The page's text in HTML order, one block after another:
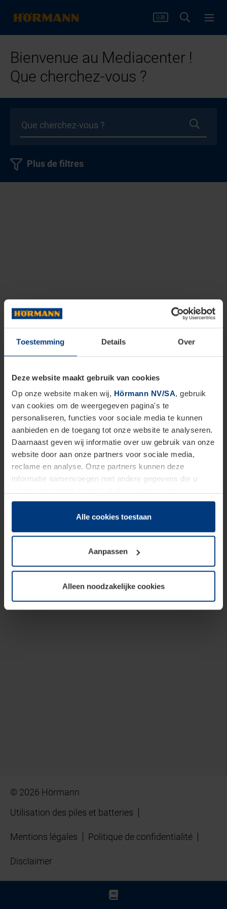
Toestemming Details Over
Deze website maakt gebruik van cookies
Op onze website maken wij, Hörmann NV/SA, gebruik
van cookies om de weergegeven pagina's te
personaliseren, functies voor sociale media te kunnen
aanbieden en de toegang tot onze website te analyseren.
Daarnaast geven wij informatie over uw gebruik van onze
website door aan onze partners voor sociale media,
reclame en analyse. Onze partners kunnen deze
informatie samenvoegen met andere gegevens die u
hun diensten hebben verzameld.
Juridisch hebben wij het recht om cookies op uw
van deze pagina's absoluut vereist is. Voor alle andere
soorten cookies is uw toestemming benodigd. Uw
toestemming kunt u op elk moment bij de uitleg van de
wijzigen of herroepen.
Alle cookies toestaan
Aanpassen
Alleen noodzakelijke cookies
Bienvenue au Mediacenter !
Que cherchez-vous ?
Plus de filtres
© 2026 Hörmann
Utilisation des piles et batteries
Mentions légales Politique de confidentialité
Disclaimer